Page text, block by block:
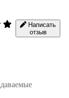
Написать
отзыв